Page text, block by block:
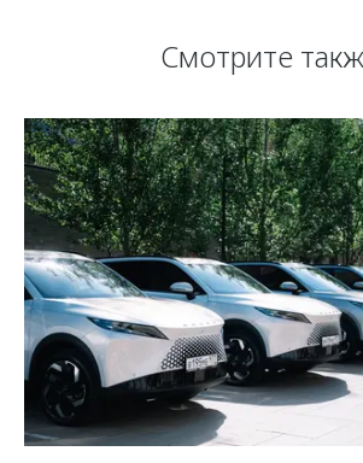
Смотрите